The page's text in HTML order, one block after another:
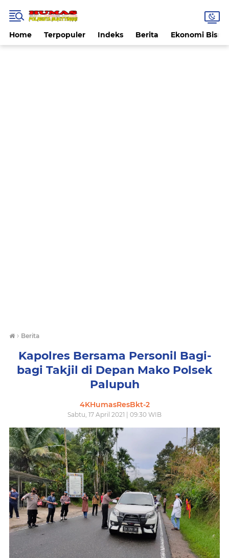
Home Terpopuler Indeks Berita Ekonomi Bisnis
› Berita
Kapolres Bersama Personil Bagi-
bagi Takjil di Depan Mako Polsek
Palupuh
4KHumasResBkt-2
Sabtu, 17 April 2021 | 09:30 WIB